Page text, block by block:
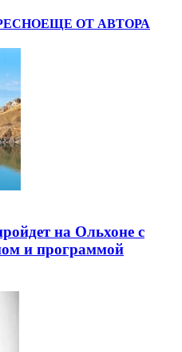
ЕЩЕ ОТ АВТОРА
на Ольхоне с
и программой